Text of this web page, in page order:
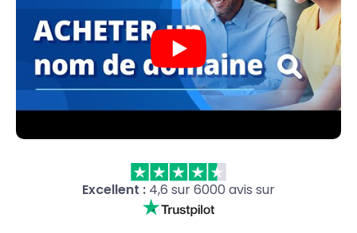
Excellent :4,6 sur 6000 avis sur